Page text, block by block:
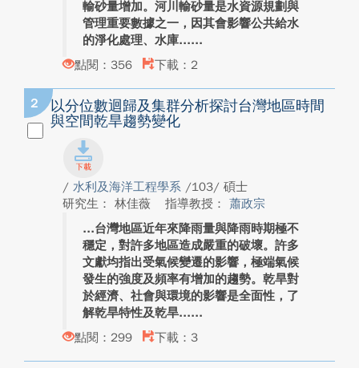
輸砂量增加。河川輸砂量是水資源規劃與
管理重要數據之一，因其會影響公共給水
的淨化處理、水庫...
點閱：356
下載：2
2
以分位數迴歸及集群分析探討台灣地區時間
與空間乾旱趨勢變化
/ 水利及海洋工程學系 /103/ 碩士
研究生： 林佳薇
指導教授： 蕭政宗
台灣地區近年來降雨量與降雨時期極不
穩定，對許多地區造成嚴重的破壞。許多
文獻均指出受氣候變遷的影響，極端氣候
發生的強度及頻率有增加的趨勢。乾旱對
於經濟、社會與環境的影響是全面性，了
解乾旱特性及乾旱...
點閱：299
下載：3